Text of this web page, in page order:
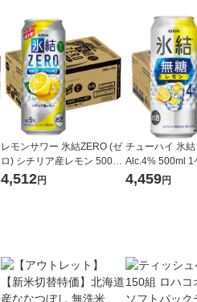
レモンサワー 氷結ZERO (ゼ
ロ) シチリア産レモン 500ml
１ケース(24本) チューハイ
4,512円
チューハイ 氷
Alc.4% 500ml 1
入) レモンサワ
4,459円